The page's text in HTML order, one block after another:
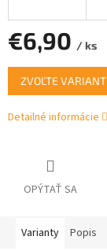
€6,90 / ks
Jednotková
cena:
ZVOĽTE VARIANT
Detailné informácie
OPÝTAŤ SA
Varianty Popis